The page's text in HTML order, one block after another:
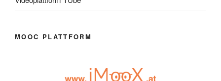
MOOC PLATTFORM